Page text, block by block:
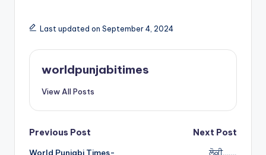
a
ts
A
p
ar
e
Last updated on September 4, 2024
worldpunjabitimes
View All Posts
Post
Previous Post
World Punjabi Times-
Next Post
ਲੋਕੀ…….